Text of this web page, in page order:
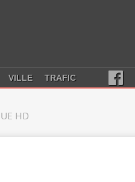
VILLE TRAFIC
HD